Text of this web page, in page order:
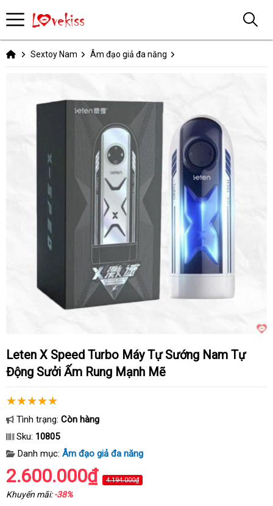
Sextoy Nam Âm đạo giả đa năng
Leten X Speed Turbo Máy Tự Sướng Nam Tự
Động Sưởi Ấm Rung Mạnh Mẽ
Tình trạng: Còn hàng
Sku: 10805
Danh mục: Âm đạo giả đa năng
2.600.000₫ 4.194.000₫
Khuyến mãi:-38%